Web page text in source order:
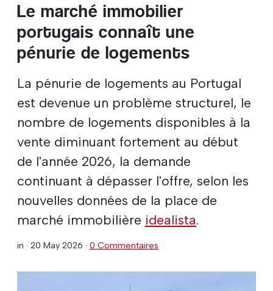
Le marché immobilier
portugais connaît une
pénurie de logements
La pénurie de logements au Portugal
est devenue un problème structurel, le
nombre de logements disponibles à la
vente diminuant fortement au début
de l'année 2026, la demande
continuant à dépasser l'offre, selon les
nouvelles données de la place de
marché immobilière idealista.
in · 20 May 2026 · 0 Commentaires